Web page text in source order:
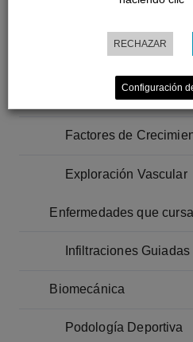
Podología General
Pie Diabético
Factores de
Exploración Vascular
Enfermedades que
Infiltraciones Guiadas
Biomecánica
Podología Deportiva
RECHAZAR
Configuración